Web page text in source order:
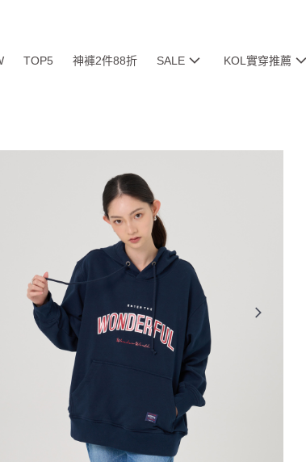
TOP5 神褲2件88折 SALE KOL實穿推薦